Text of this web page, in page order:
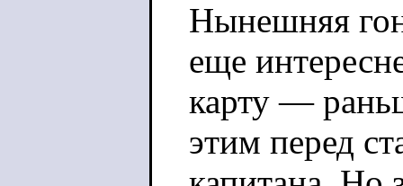
Нынешняя
еще
карту —
этим перед